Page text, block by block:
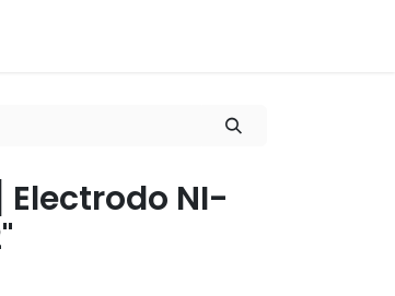
Electrodo NI-